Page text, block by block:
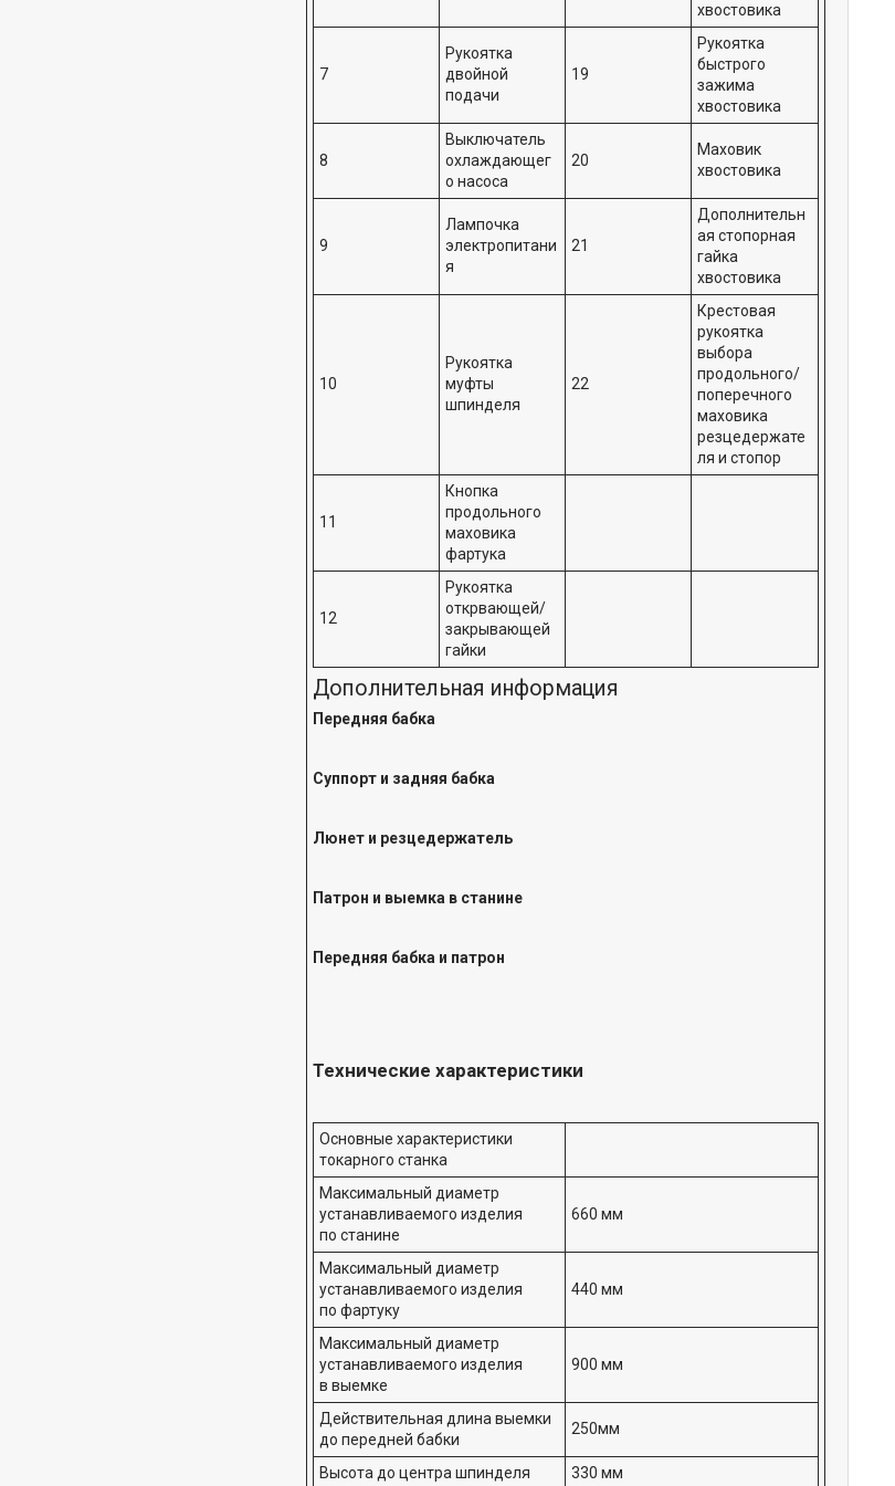
хвостовика
7
Рукоятка
двойной
подачи
19
Рукоятка
быстрого
зажима
хвостовика
8
Выключатель
охлаждающег
о насоса
20
Маховик
хвостовика
9
Лампочка
электропитани
я
21
Дополнительн
ая стопорная
гайка
хвостовика
10
Рукоятка
муфты
шпинделя
22
Крестовая
рукоятка
выбора
продольного/
поперечного
маховика
резцедержате
ля и стопор
11
Кнопка
продольного
маховика
фартука
12
Рукоятка
открвающей/
закрывающей
гайки
Дополнительная информация
Передняя бабка
Суппорт и задняя бабка
Люнет и резцедержатель
Патрон и выемка в станине
Передняя бабка и патрон
Технические характеристики
Основные характеристики
токарного станка
Максимальный диаметр
устанавливаемого изделия
по станине
660 мм
Максимальный диаметр
устанавливаемого изделия
по фартуку
440 мм
Максимальный диаметр
устанавливаемого изделия
в выемке
900 мм
Действительная длина выемки
до передней бабки
250мм
Высота до центра шпинделя 330 мм